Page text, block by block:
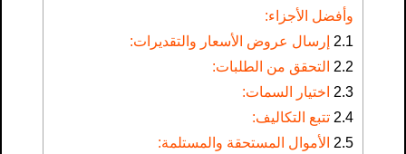
وأفضل الأجزاء:
2.1 إرسال عروض الأسعار والتقديرات:
2.2 التحقق من الطلبات:
2.3 اختيار السمات:
2.4 تتبع التكاليف:
2.5 الأموال المستحقة والمستلمة: